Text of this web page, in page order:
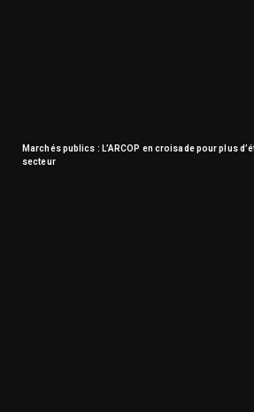
Marchés publics : L’ARCOP en croisade pour plus
secteur